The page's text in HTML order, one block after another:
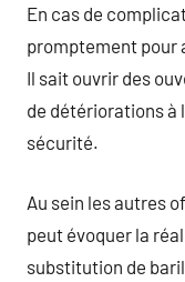
En cas de
promptement pour
Il sait ouvrir des
de détériorations à
sécurité.
Au sein les autres
peut évoquer la
substitution de